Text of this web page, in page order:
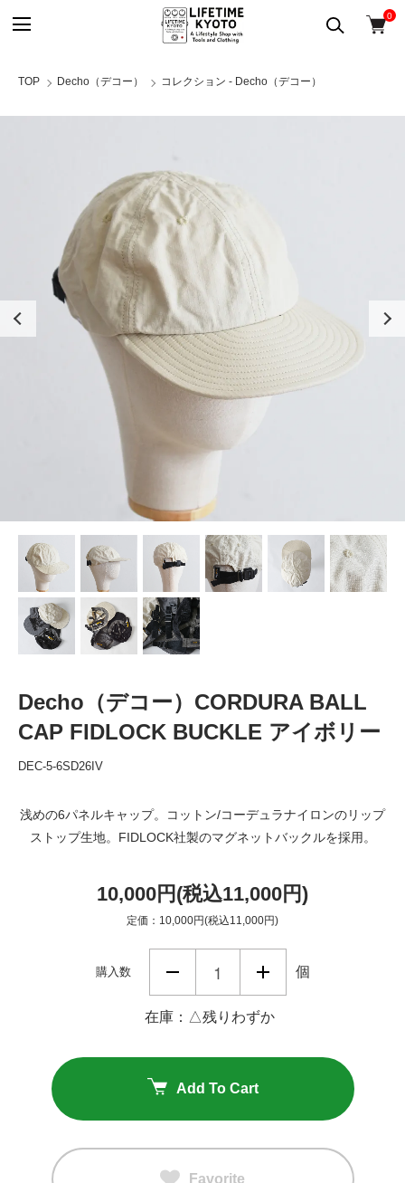
0
TOP Decho（デコー） コレクション - Decho（デコー）
Decho（デコー）CORDURA BALL
CAP FIDLOCK BUCKLE アイボリー
DEC-5-6SD26IV
浅めの6パネルキャップ。コットン/コーデュラナイロンのリップ
ストップ生地。FIDLOCK社製のマグネットバックルを採用。
10,000円(税込11,000円)
定価：10,000円(税込11,000円)
購入数 個
在庫：△残りわずか
Add To Cart
Favorite